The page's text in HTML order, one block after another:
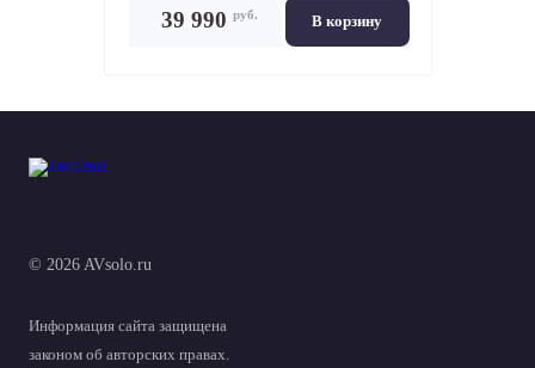
В корзину
39 990 руб.
© 2026 AVsolo.ru
Информация сайта защищена
законом об авторских правах.